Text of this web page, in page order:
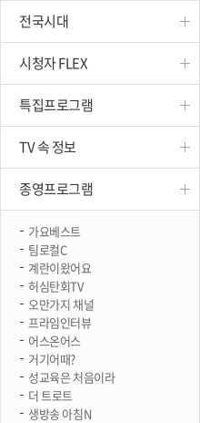
전국시대
시청자 FLEX
특집프로그램
TV 속 정보
종영프로그램
가요베스트
팀로컬C
계란이왔어요
허심탄회TV
오만가지 채널
프라임인터뷰
어스온어스
거기어때?
성교육은 처음이라
더 트로트
생방송 아침N